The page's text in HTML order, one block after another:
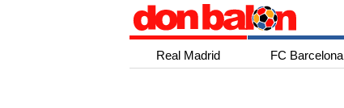
Real Madrid FC Barcelona